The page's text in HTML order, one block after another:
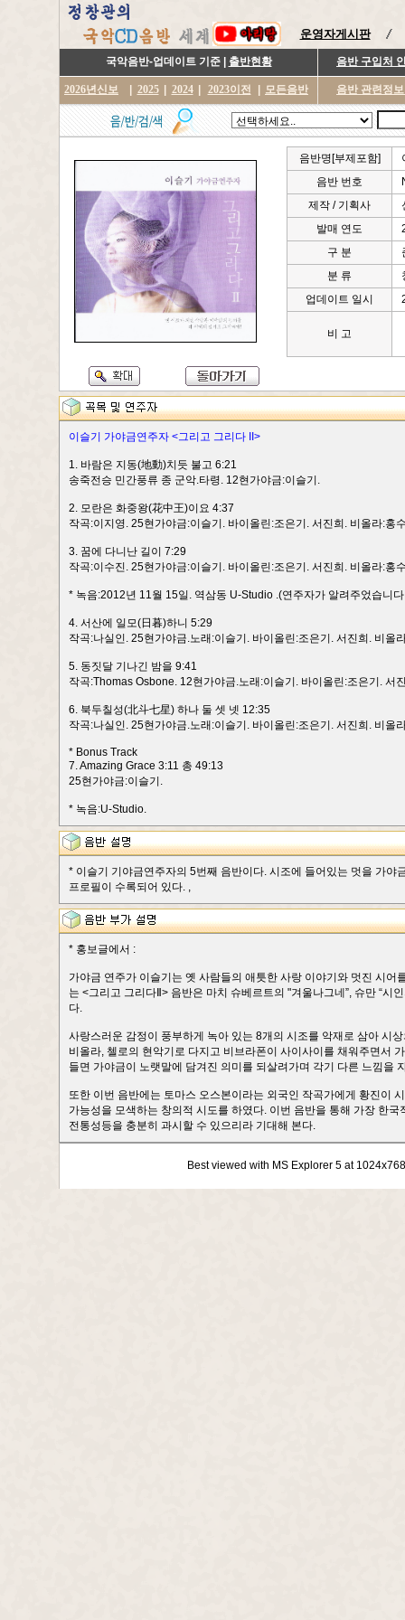
운영자게시판
국악음반-업데이트 기준 | 출반현황 음반 구입처
2026년신보 2025 2024 2023이전 모든음반 음반 관련정
음반명[부제포함]
음반 번호
제작 / 기획사
발매 연도
구 분
분 류
업데이트 일시
비 고
이슬기 가야금연주자 <그리고 그리다 II>
1. 바람은 지동(地動)치듯 불고 6:21
송죽전승 민간풍류 종 군악.타령. 12현가야금:이슬기.
2. 모란은 화중왕(花中王)이요 4:37
작곡:이지영. 25현가야금:이슬기. 바이올린:조은기. 서진희. 비올라:홍
3. 꿈에 다니난 길이 7:29
작곡:이수진. 25현가야금:이슬기. 바이올린:조은기. 서진희. 비올라:홍
* 녹음:2012년 11월 15일. 역삼동 U-Studio .(연주자가 알려주었습니
4. 서산에 일모(日暮)하니 5:29
작곡:나실인. 25현가야금.노래:이슬기. 바이올린:조은기. 서진희. 비올
5. 동짓달 기나긴 밤을 9:41
작곡:Thomas Osbone. 12현가야금.노래:이슬기. 바이올린:조은기. 서
6. 북두칠성(北斗七星) 하나 둘 셋 넷 12:35
작곡:나실인. 25현가야금.노래:이슬기. 바이올린:조은기. 서진희. 비올
* Bonus Track
7. Amazing Grace 3:11 총 49:13
25현가야금:이슬기.
* 녹음:U-Studio.
* 이슬기 기야금연주자의 5번째 음반이다. 시조에 들어있는 멋을 가
프로필이 수록되어 있다. ,
* 홍보글에서 :
가야금 연주가 이슬기는 옛 사람들의 애틋한 사랑 이야기와 멋진 시
는 <그리고 그리다Ⅱ> 음반은 마치 슈베르트의 "겨울나그네”, 슈만 “시
다.
사랑스러운 감정이 풍부하게 녹아 있는 8개의 시조를 악재로 삼아 시
비올라, 첼로의 현악기로 다지고 비브라폰이 사이사이를 채워주면서
들면 가야금이 노랫말에 담겨진 의미를 되살려가며 각기 다른 느낌을
또한 이번 음반에는 토마스 오스본이라는 외국인 작곡가에게 황진이
가능성을 모색하는 창의적 시도를 하였다. 이번 음반을 통해 가장 한
전통성등을 충분히 과시할 수 있으리라 기대해 본다.
Best viewed with MS Explorer 5 at